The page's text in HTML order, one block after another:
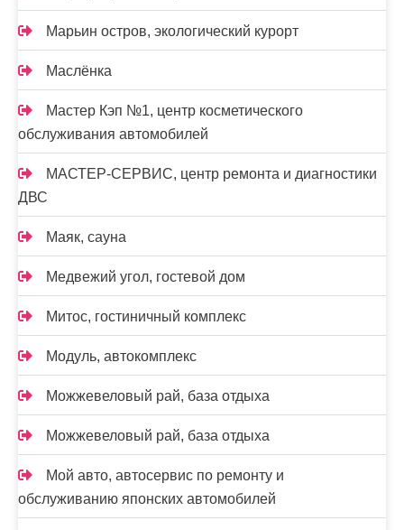
Марьин остров, экологический курорт
Маслёнка
Мастер Кэп №1, центр косметического
обслуживания автомобилей
МАСТЕР-СЕРВИС, центр ремонта и диагностики
ДВС
Маяк, сауна
Медвежий угол, гостевой дом
Митос, гостиничный комплекс
Модуль, автокомплекс
Можжевеловый рай, база отдыха
Можжевеловый рай, база отдыха
Мой авто, автосервис по ремонту и
обслуживанию японских автомобилей